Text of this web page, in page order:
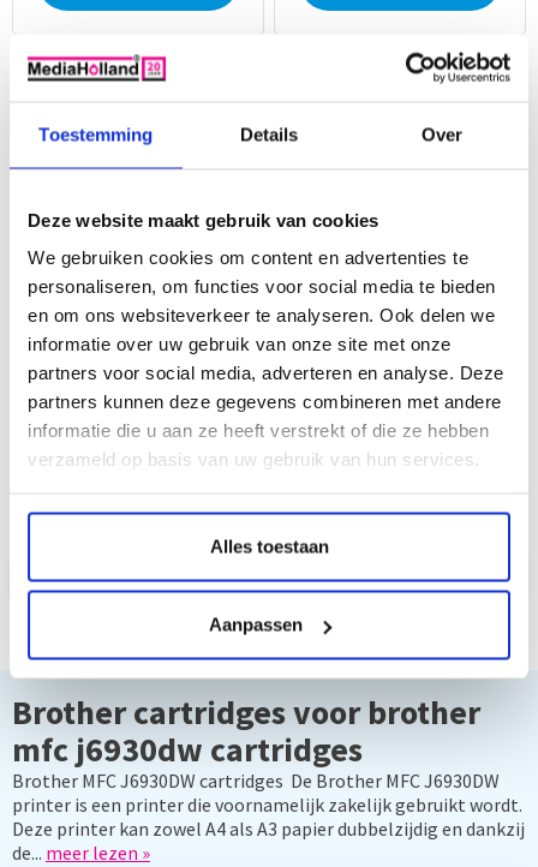
Toestemming Details Over
Deze website maakt gebruik van cookies
We gebruiken cookies om content en advertenties te
personaliseren, om functies voor social media te bieden
en om ons websiteverkeer te analyseren. Ook delen we
informatie over uw gebruik van onze site met onze
partners voor social media, adverteren en analyse. Deze
partners kunnen deze gegevens combineren met andere
informatie die u aan ze heeft verstrekt of die ze hebben
verzameld op basis van uw gebruik van hun services.
Alles toestaan
Aanpassen
Thiemann
bij jullie besteld. Altijd prima gegaan. Fijn bedrijf
LC3219-LC3217 XL
Huismerk inktpatroon
geel 20 ml.
Voor 16.00 uur besteld, morgen in huis!
Speciaal ontwikkelde toner en inkt
vanaf
€ 5,95
Op voorraad
Info
LC3219-LC3217 XL Set
Huismerk
inktpatronen 5 stuks
Voor 16.00 uur besteld, morgen in huis!
Speciaal ontwikkelde toner en inkt
vanaf
€ 22,05
Op voorraad
Info
Brother cartridges voor brother
mfc j6930dw cartridges
Brother MFC J6930DW cartridges De Brother MFC J6930DW
printer is een printer die voornamelijk zakelijk gebruikt wordt.
Deze printer kan zowel A4 als A3 papier dubbelzijdig en dankzij
de... meer lezen »